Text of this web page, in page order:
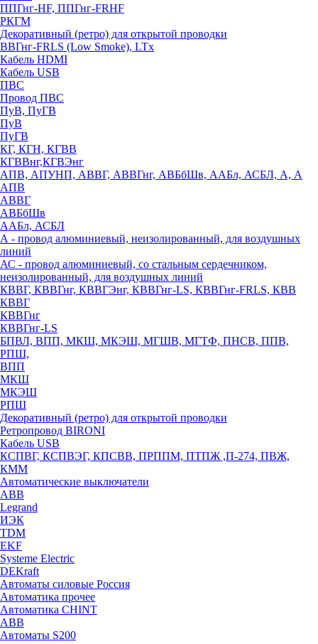
ППГнг-HF, ППГнг-FRHF
РКГМ
Декоративный (ретро) для открытой проводки
ВВГнг-FRLS (Low Smoke), LTx
Кабель HDMI
Кабель USB
ПВС
Провод ПВС
ПуВ, ПуГВ
ПуВ
ПуГВ
КГ, КГН, КГВВ
КГВВнг,КГВЭнг
АПВ, АПУНП, АВВГ, АВВГнг, АВБбШв, ААБл, АСБЛ, А, А
АПВ
АВВГ
АВБбШв
ААБл, АСБЛ
А - провод алюминиевый, неизолированный, для воздушных
линий
АС - провод алюминиевый, со стальным сердечником,
неизолированный, для воздушных линий
КВВГ, КВВГнг, КВВГЭнг, КВВГнг-LS, КВВГнг-FRLS, КВВ
КВВГ
КВВГнг
КВВГнг-LS
БПВЛ, ВПП, МКШ, МКЭШ, МГШВ, МГТФ, ПНСВ, ППВ,
РПШ,
ВПП
МКШ
МКЭШ
РПШ
Декоративный (ретро) для открытой проводки
Ретропровод BIRONI
Кабель USB
КСПВГ, КСПВЭГ, КПСВВ, ПРППМ, ПТПЖ ,П-274, ПВЖ,
КММ
Автоматические выключатели
ABB
Legrand
ИЭК
TDM
EKF
Systeme Electric
DEKraft
Автоматы силовые Россия
Автоматика прочее
Автоматика CHINT
ABB
Автоматы S200